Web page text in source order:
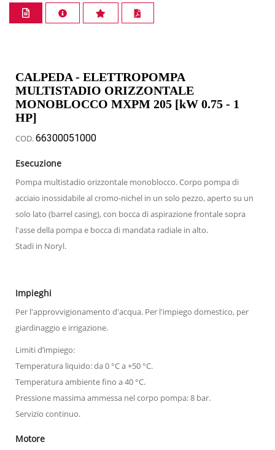
CALPEDA - ELETTROPOMPA
MULTISTADIO ORIZZONTALE
MONOBLOCCO MXPM 205 [kW 0.75 - 1
HP]
COD.66300051000
Esecuzione
Pompa multistadio orizzontale monoblocco. Corpo pompa di
acciaio inossidabile al cromo-nichel in un solo pezzo, aperto su un
solo lato (barrel casing), con bocca di aspirazione frontale sopra
l'asse della pompa e bocca di mandata radiale in alto.
Stadi in Noryl.
Impieghi
Per l'approvvigionamento d'acqua. Per l'impiego domestico, per
giardinaggio e irrigazione.
Limiti d’impiego:
Temperatura liquido: da 0 °C a +50 °C.
Temperatura ambiente fino a 40 °C.
Pressione massima ammessa nel corpo pompa: 8 bar.
Servizio continuo.
Motore